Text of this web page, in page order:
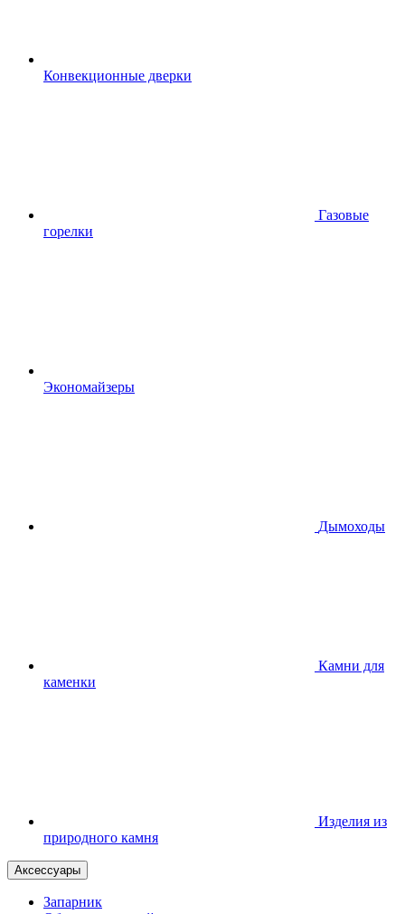
Конвекционные дверки
Газовые
горелки
Экономайзеры
Дымоходы
Камни для
каменки
Изделия из
природного камня
Аксессуары
Запарник